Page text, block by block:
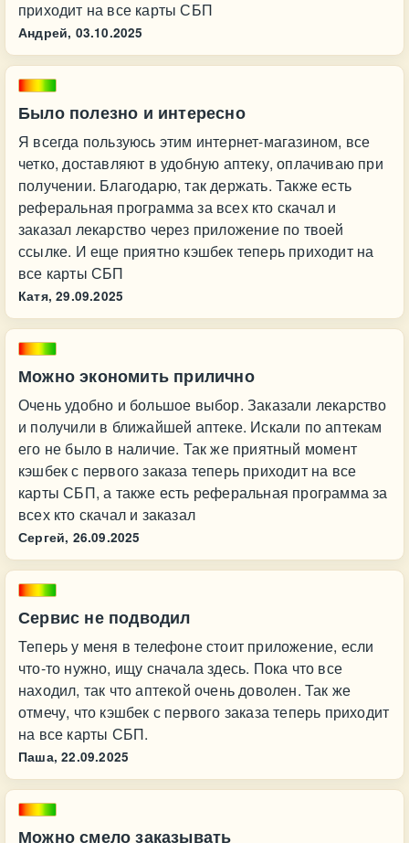
приходит на все карты СБП
Андрей, 03.10.2025
Было полезно и интересно
Я всегда пользуюсь этим интернет-магазином, все
четко, доставляют в удобную аптеку, оплачиваю при
получении. Благодарю, так держать. Также есть
реферальная программа за всех кто скачал и
заказал лекарство через приложение по твоей
ссылке. И еще приятно кэшбек теперь приходит на
все карты СБП
Катя, 29.09.2025
Можно экономить прилично
Очень удобно и большое выбор. Заказали лекарство
и получили в ближайшей аптеке. Искали по аптекам
его не было в наличие. Так же приятный момент
кэшбек с первого заказа теперь приходит на все
карты СБП, а также есть реферальная программа за
всех кто скачал и заказал
Сергей, 26.09.2025
Сервис не подводил
Теперь у меня в телефоне стоит приложение, если
что-то нужно, ищу сначала здесь. Пока что все
находил, так что аптекой очень доволен. Так же
отмечу, что кэшбек с первого заказа теперь приходит
на все карты СБП.
Паша, 22.09.2025
Можно смело заказывать